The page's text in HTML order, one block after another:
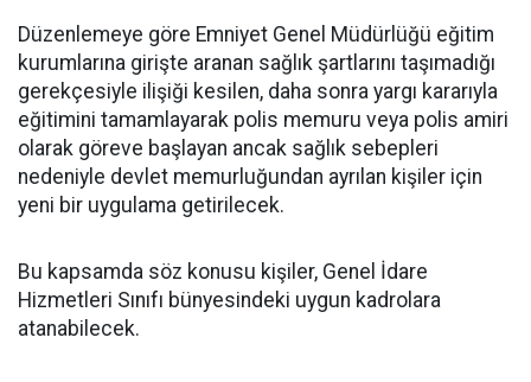
Düzenlemeye göre Emniyet Genel Müdürlüğü eğitim
kurumlarına girişte aranan sağlık şartlarını taşımadığı
gerekçesiyle ilişiği kesilen, daha sonra yargı kararıyla
eğitimini tamamlayarak polis memuru veya polis amiri
olarak göreve başlayan ancak sağlık sebepleri
nedeniyle devlet memurluğundan ayrılan kişiler için
yeni bir uygulama getirilecek.
Bu kapsamda söz konusu kişiler, Genel İdare
Hizmetleri Sınıfı bünyesindeki uygun kadrolara
atanabilecek.